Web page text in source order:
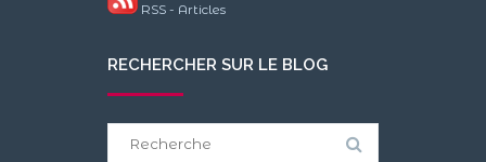
RSS - Articles
RECHERCHER SUR LE BLOG